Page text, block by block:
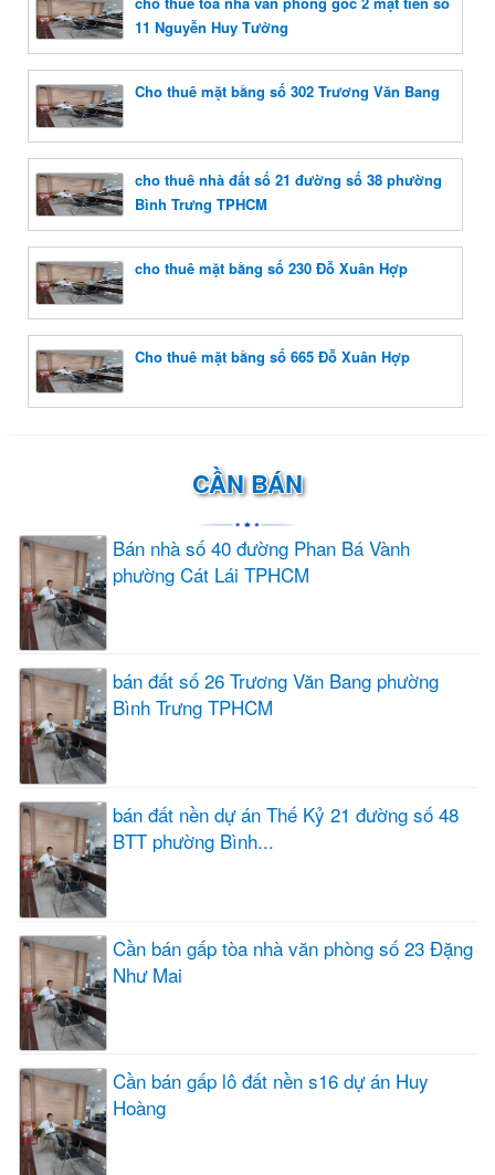
11 Nguyễn Huy Tưởng
Cho thuê mặt bằng số 302 Trương Văn Bang
cho thuê nhà đất số 21 đường số 38 phường
Bình Trưng TPHCM
cho thuê mặt bằng số 230 Đỗ Xuân Hợp
Cho thuê mặt bằng số 665 Đỗ Xuân Hợp
CẦN BÁN
Bán nhà số 40 đường Phan Bá Vành
phường Cát Lái TPHCM
bán đất số 26 Trương Văn Bang phường
Bình Trưng TPHCM
bán đất nền dự án Thế Kỷ 21 đường số 48
BTT phường Bình...
Cần bán gấp tòa nhà văn phòng số 23 Đặng
Như Mai
Cần bán gấp lô đất nền s16 dự án Huy
Hoàng